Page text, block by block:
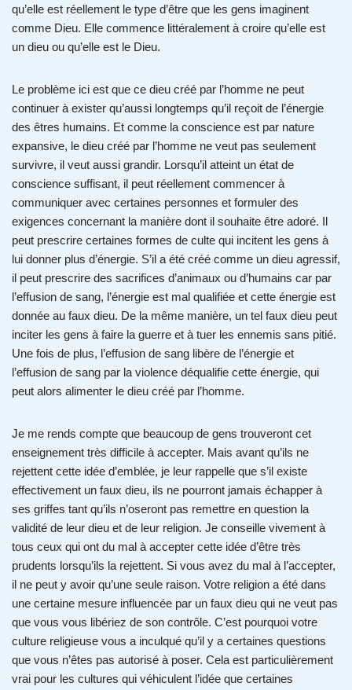
qu’elle est réellement le type d’être que les gens imaginent
comme Dieu. Elle commence littéralement à croire qu’elle est
un dieu ou qu’elle est le Dieu.
Le problème ici est que ce dieu créé par l’homme ne peut
continuer à exister qu’aussi longtemps qu’il reçoit de l’énergie
des êtres humains. Et comme la conscience est par nature
expansive, le dieu créé par l’homme ne veut pas seulement
survivre, il veut aussi grandir. Lorsqu’il atteint un état de
conscience suffisant, il peut réellement commencer à
communiquer avec certaines personnes et formuler des
exigences concernant la manière dont il souhaite être adoré. Il
peut prescrire certaines formes de culte qui incitent les gens à
lui donner plus d’énergie. S’il a été créé comme un dieu agressif,
il peut prescrire des sacrifices d’animaux ou d’humains car par
l’effusion de sang, l’énergie est mal qualifiée et cette énergie est
donnée au faux dieu. De la même manière, un tel faux dieu peut
inciter les gens à faire la guerre et à tuer les ennemis sans pitié.
Une fois de plus, l’effusion de sang libère de l’énergie et
l’effusion de sang par la violence déqualifie cette énergie, qui
peut alors alimenter le dieu créé par l’homme.
Je me rends compte que beaucoup de gens trouveront cet
enseignement très difficile à accepter. Mais avant qu’ils ne
rejettent cette idée d’emblée, je leur rappelle que s’il existe
effectivement un faux dieu, ils ne pourront jamais échapper à
ses griffes tant qu’ils n’oseront pas remettre en question la
validité de leur dieu et de leur religion. Je conseille vivement à
tous ceux qui ont du mal à accepter cette idée d’être très
prudents lorsqu’ils la rejettent. Si vous avez du mal à l’accepter,
il ne peut y avoir qu’une seule raison. Votre religion a été dans
une certaine mesure influencée par un faux dieu qui ne veut pas
que vous vous libériez de son contrôle. C’est pourquoi votre
culture religieuse vous a inculqué qu’il y a certaines questions
que vous n’êtes pas autorisé à poser. Cela est particulièrement
vrai pour les cultures qui véhiculent l’idée que certaines